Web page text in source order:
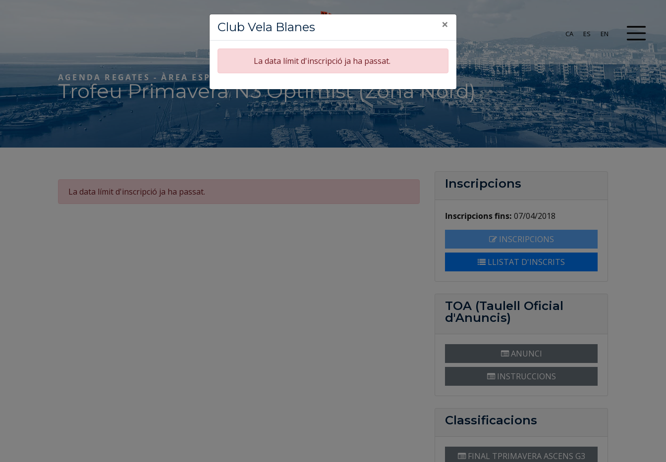
Club Vela Blanes ×
La data límit d'inscripció ja ha passat.
CA ES EN
AGENDA REGATES - ÀREA ESPORTIVA
Trofeu Primavera N3 Optimist (Zona Nord)
La data límit d'inscripció ja ha passat.
Inscripcions
Inscripcions fins: 07/04/2018
INSCRIPCIONS
LLISTAT D'INSCRITS
TOA (Taulell Oficial
d'Anuncis)
ANUNCI
INSTRUCCIONS
Classificacions
FINAL TPRIMAVERA ASCENS G3